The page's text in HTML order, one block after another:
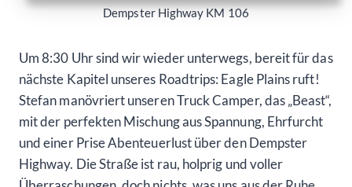
Dempster Highway KM 106
Um 8:30 Uhr sind wir wieder unterwegs, bereit für das
nächste Kapitel unseres Roadtrips: Eagle Plains ruft!
Stefan manövriert unseren Truck Camper, das „Beast“,
mit der perfekten Mischung aus Spannung, Ehrfurcht
und einer Prise Abenteuerlust über den Dempster
Highway. Die Straße ist rau, holprig und voller